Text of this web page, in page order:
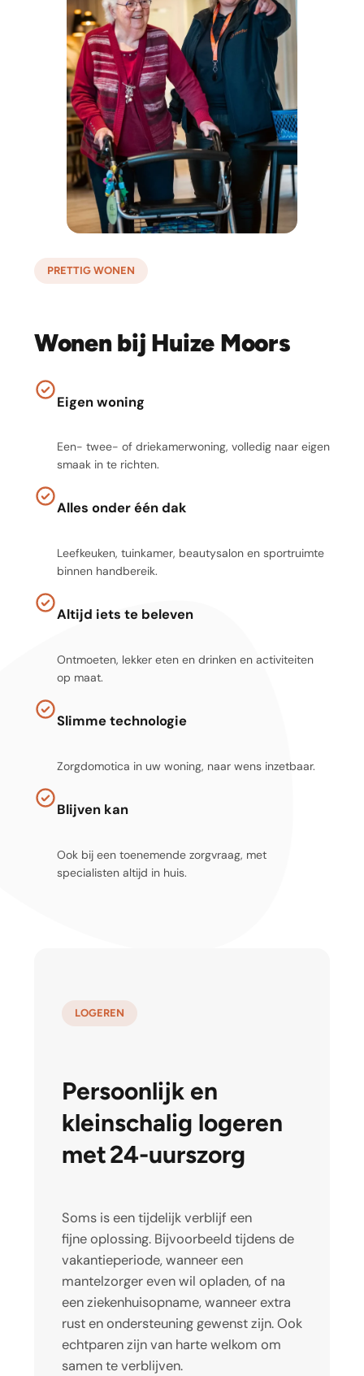
PRETTIG WONEN
Wonen bij Huize Moors
Eigen woning
Een- twee- of driekamerwoning, volledig naar eigen
smaak in te richten.
Alles onder één dak
Leefkeuken, tuinkamer, beautysalon en sportruimte
binnen handbereik.
Altijd iets te beleven
Ontmoeten, lekker eten en drinken en activiteiten
op maat.
Slimme technologie
Zorgdomotica in uw woning, naar wens inzetbaar.
Blijven kan
Ook bij een toenemende zorgvraag, met
specialisten altijd in huis.
LOGEREN
Persoonlijk en
kleinschalig logeren
met 24-uurszorg
Soms is een tijdelijk verblijf een
fijne oplossing. Bijvoorbeeld tijdens de
vakantieperiode, wanneer een
mantelzorger even wil opladen, of na
een ziekenhuisopname, wanneer extra
rust en ondersteuning gewenst zijn. Ook
echtparen zijn van harte welkom om
samen te verblijven.